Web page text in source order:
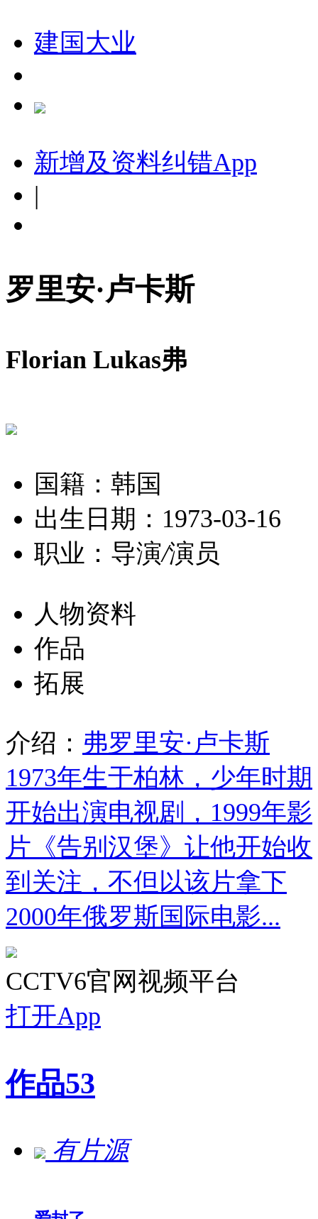
建国大业
新增及资料纠错App
|
罗里安·卢卡斯
Florian Lukas弗
国籍：韩国
出生日期：1973-03-16
职业：导演/演员
人物资料
作品
拓展
介绍： 弗罗里安·卢卡斯
1973年生于柏林，少年时期
开始出演电视剧，1999年影
片《告别汉堡》让他开始收
到关注，不但以该片拿下
2000年俄罗斯国际电影...
CCTV6官网视频平台
打开App
作品53
有片源